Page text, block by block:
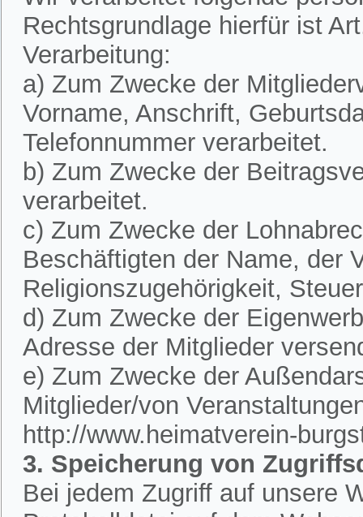
Rechtsgrundlage hierfür ist
Verarbeitung:
a) Zum Zwecke der
Vorname, Anschrift,
Telefonnummer verarbeitet.
b) Zum Zwecke der
verarbeitet.
c) Zum Zwecke der
Beschäftigten der Name, der
Religionszugehörigkeit,
d) Zum Zwecke der
Adresse der Mitglieder
e) Zum Zwecke der
Mitglieder/von
http://www.heimatverein-
3. Speicherung von
Bei jedem Zugriff auf unsere